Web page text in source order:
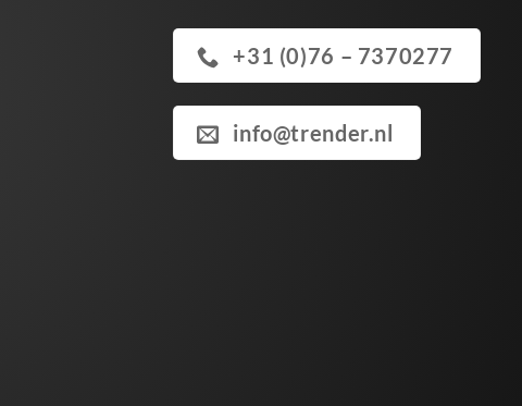
+31 (0)76 – 7370277
info@trender.nl